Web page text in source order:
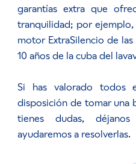
garantías extra que
tranquilidad; por
motor ExtraSilencio de
10 años de la cuba del
Si has valorado todos
disposición de tomar una
tienes dudas,
ayudaremos a resolverlas.